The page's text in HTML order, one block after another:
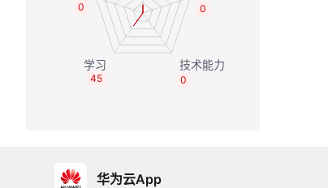
0
0
45
0
华为云App